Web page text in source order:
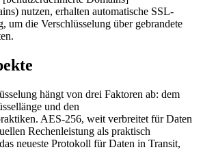
nutzen, erhalten automatische SSL-
um die Verschlüsselung über gebrandete
hängt von drei Faktoren ab: dem
und den
AES-256, weit verbreitet für Daten
Rechenleistung als praktisch
neueste Protokoll für Daten in Transit,